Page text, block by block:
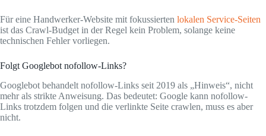
Für eine Handwerker-Website mit fokussierten lokalen Service-Seiten
ist das Crawl-Budget in der Regel kein Problem, solange keine
technischen Fehler vorliegen.
Folgt Googlebot nofollow-Links?
Googlebot behandelt nofollow-Links seit 2019 als „Hinweis“, nicht
mehr als strikte Anweisung. Das bedeutet: Google kann nofollow-
Links trotzdem folgen und die verlinkte Seite crawlen, muss es aber
nicht.